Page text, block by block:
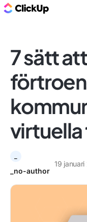
7 sätt
_no-author
19